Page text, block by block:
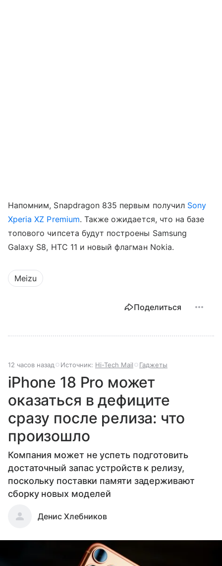
Напомним, Snapdragon 835 первым получил Sony
Xperia XZ Premium. Также ожидается, что на базе
топового чипсета будут построены Samsung
Galaxy S8, HTC 11 и новый флагман Nokia.
Meizu
Поделиться
12 часов назад Источник: Hi-Tech Mail Гаджеты
iPhone 18 Pro может
оказаться в дефиците
сразу после релиза: что
произошло
Компания может не успеть подготовить
достаточный запас устройств к релизу,
поскольку поставки памяти задерживают
сборку новых моделей
Денис Хлебников